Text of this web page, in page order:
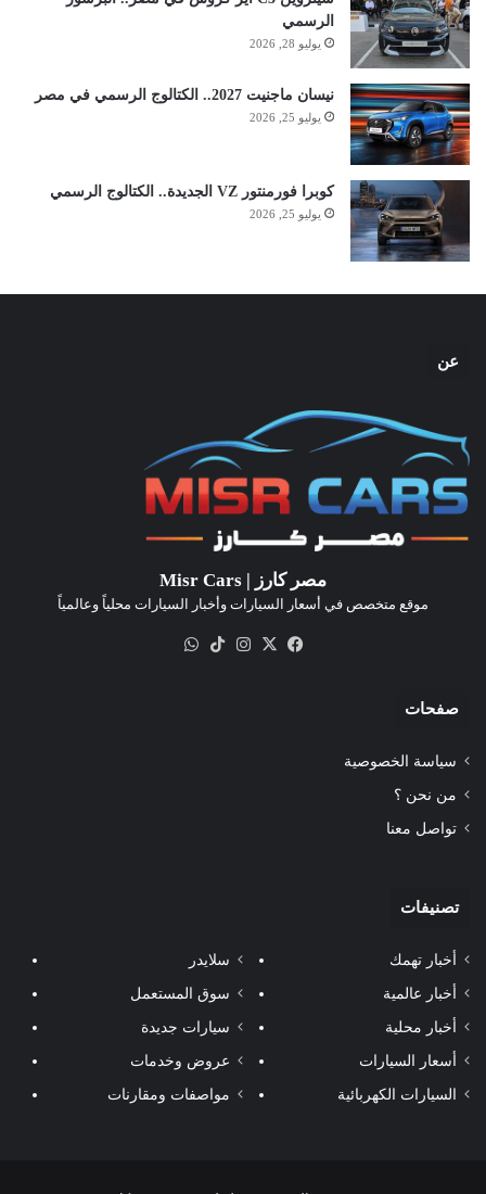
الرسمي
يوليو 28, 2026
نيسان ماجنيت 2027.. الكتالوج الرسمي في مصر
يوليو 25, 2026
كوبرا فورمنتور VZ الجديدة.. الكتالوج الرسمي
يوليو 25, 2026
عن
مصر كارز | Misr Cars
موقع متخصص في أسعار السيارات وأخبار السيارات محلياً وعالمياً
فيسبوك
‫X انستقرام‫TikTok
صفحات
سياسة الخصوصية
من نحن ؟
تواصل معنا
تصنيفات
أخبار تهمك
أخبار عالمية
أخبار محلية
أسعار السيارات
السيارات الكهربائية
سلايدر
سوق المستعمل
سيارات جديدة
عروض وخدمات
مواصفات ومقارنات